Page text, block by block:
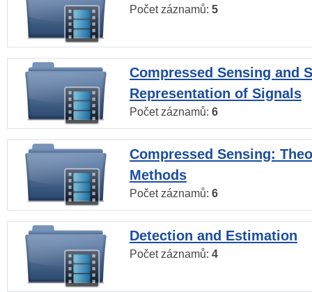
Počet záznamů: 5
Compressed Sensing and
Representation of Signals
Počet záznamů: 6
Compressed Sensing:
Methods
Počet záznamů: 6
Detection and Estimation
Počet záznamů: 4